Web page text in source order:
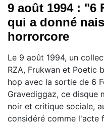
9 août 1994 : "6
qui a donné
horrorcore
Le 9 août 1994, un
RZA, Frukwan et Poetic
hop avec la sortie de 6
Gravediggaz, ce disque
noir et critique sociale,
considéré comme l'acte